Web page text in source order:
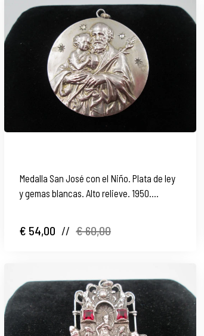
Medalla San José con el Niño. Plata de ley
y gemas blancas. Alto relieve. 1950.
€ 54,00 // € 60,00